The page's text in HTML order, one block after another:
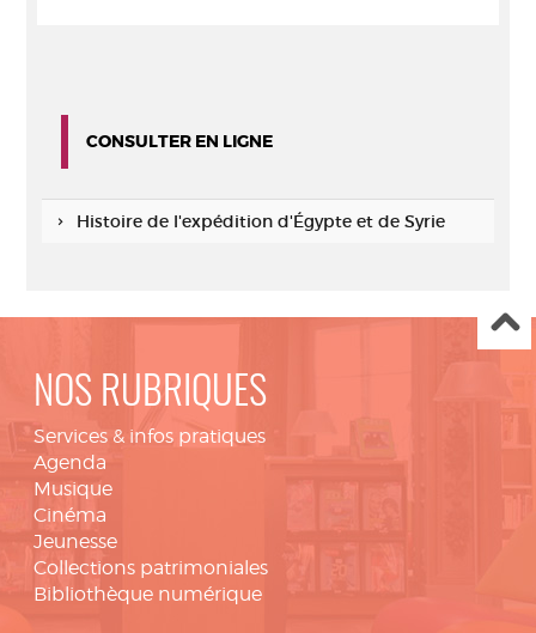
CONSULTER EN LIGNE
Histoire de l'expédition d'Égypte et de Syrie
NOS RUBRIQUES
Services & infos pratiques
Agenda
Musique
Cinéma
Jeunesse
Collections patrimoniales
Bibliothèque numérique